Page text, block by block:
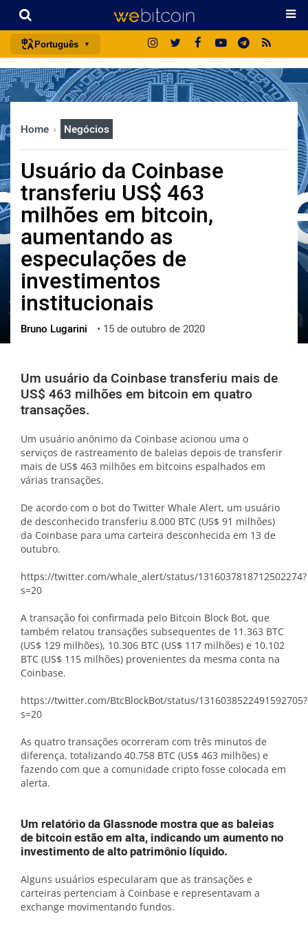
Português
português (BR)
english
français
deutsch
日本語
中文
русский
한국어
العربية
ไทย
ქართული
vietnamese
Home Negócios
Usuário da Coinbase
transferiu US$ 463
milhões em bitcoin,
aumentando as
especulações de
investimentos
institucionais
Bruno Lugarini • 15 de outubro de 2020
Um usuário da Coinbase transferiu mais de
US$ 463 milhões em bitcoin em quatro
transações.
Um usuário anônimo da Coinbase acionou uma o
serviços de rastreamento de baleias depois de transferir
mais de US$ 463 milhões em bitcoins espalhados em
várias transações.
De acordo com o bot do Twitter Whale Alert, um usuário
de desconhecido transferiu 8.000 BTC (US$ 91 milhões)
da Coinbase para uma carteira desconhecida em 13 de
outubro.
https://twitter.com/whale_alert/status/1316037818712502274?
s=20
A transação foi confirmada pelo Bitcoin Block Bot, que
também relatou transações subsequentes de 11.363 BTC
(US$ 129 milhões), 10.306 BTC (US$ 117 milhões) e 10.102
BTC (US$ 115 milhões) provenientes da mesma conta na
Coinbase.
https://twitter.com/BtcBlockBot/status/1316038522491592705?
s=20
As quatro transações ocorreram com três minutos de
diferença, totalizando 40.758 BTC (US$ 463 milhões) e
fazendo com que a comunidade cripto fosse colocada em
alerta.
Um relatório da Glassnode mostra que as baleias
de bitcoin estão em alta, indicando um aumento no
investimento de alto patrimônio líquido.
Alguns usuários especularam que as transações e
carteiras pertenciam à Coinbase e representavam a
exchange movimentando fundos.